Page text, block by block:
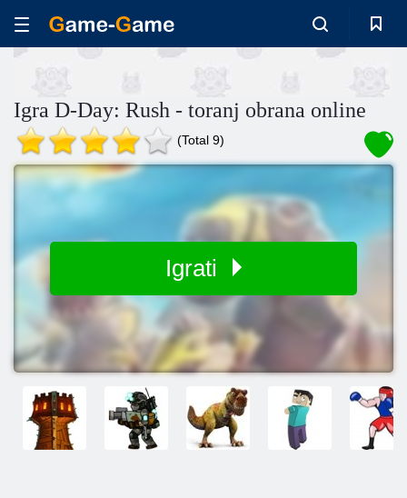
Igra D-Day: Rush - toranj obrana online
(Total 9)
Igrati